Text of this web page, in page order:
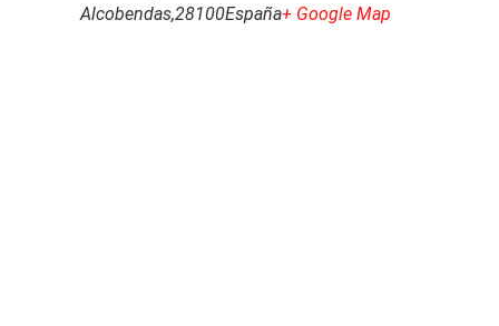
Alcobendas,28100España+ Google Map